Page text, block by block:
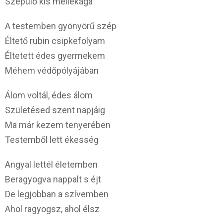
A testemben gyönyörű szép
Éltető rubin csipkefolyam
Éltetett édes gyermekem
Méhem védőpólyájában
Álom voltál, édes álom
Születésed szent napjáig
Ma már kezem tenyerében
Testemből lett ékesség
Angyal lettél életemben
Beragyogva nappalt s éjt
De legjobban a szívemben
Ahol ragyogsz, ahol élsz